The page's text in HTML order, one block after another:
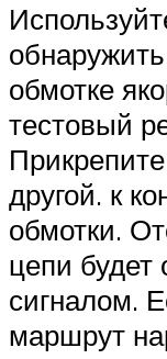
обмотке
тестовый
другой. к
обмотки.
цепи будет
сигналом.
маршрут